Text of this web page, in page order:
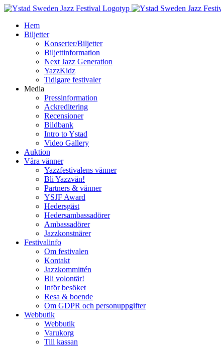
Fortsätt
innehållet
Hem
Biljetter
Konserter/Biljetter
Biljettinformation
Next Jazz Generation
YazzKidz
Tidigare festivaler
Media
Pressinformation
Ackreditering
Recensioner
Bildbank
Intro to Ystad
Video Gallery
Auktion
Våra vänner
Yazzfestivalens vänner
Bli Yazzvän!
Partners & vänner
YSJF Award
Hedersgäst
Hedersambassadörer
Ambassadörer
Jazzkonstnärer
Festivalinfo
Om festivalen
Kontakt
Jazzkommittén
Bli volontär!
Inför besöket
Resa & boende
Om GDPR och personuppgifter
Webbutik
Webbutik
Varukorg
Till kassan